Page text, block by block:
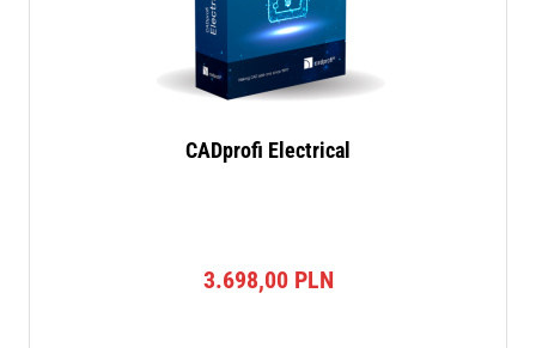
CADprofi Electrical
3.698,00 PLN